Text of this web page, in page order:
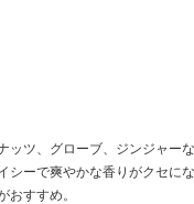
ッツ、グローブ、ジンジャー
シーで爽やかな香りがクセに
おすすめ。